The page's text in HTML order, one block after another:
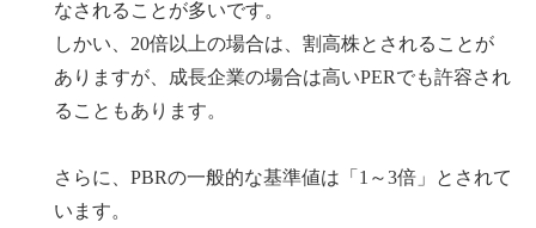
なされることが多いです。
しかい、20倍以上の場合は、割高株とされることが
ありますが、成長企業の場合は高いPERでも許容され
ることもあります。
さらに、PBRの一般的な基準値は「1～3倍」とされて
います。